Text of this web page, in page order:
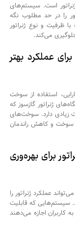
است. سیستم‌های
را در حد مطلوب نگه
ظرفیت و نوع ژنراتور
می‌کند.
عملکرد بهتر
استفاده از سوخت
ژنراتور گازسوز که
زیادی دارد. سوخت‌های
سوخت و کاهش راندمان
برای بهره‌وری
عملکرد ژنراتور را
سیستم‌هایی که قابلیت
کاربران اجازه می‌دهند